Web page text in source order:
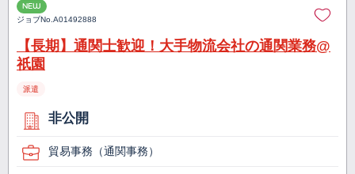
NEW
ジョブNo.A01492888
【長期】通関士歓迎！大手物流会社の通関業務@
祇園
派遣
非公開
貿易事務（通関事務）